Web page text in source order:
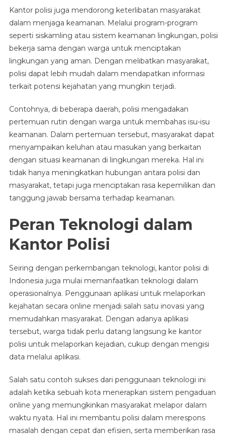
Kantor polisi juga mendorong keterlibatan masyarakat
dalam menjaga keamanan. Melalui program-program
seperti siskamling atau sistem keamanan lingkungan, polisi
bekerja sama dengan warga untuk menciptakan
lingkungan yang aman. Dengan melibatkan masyarakat,
polisi dapat lebih mudah dalam mendapatkan informasi
terkait potensi kejahatan yang mungkin terjadi.
Contohnya, di beberapa daerah, polisi mengadakan
pertemuan rutin dengan warga untuk membahas isu-isu
keamanan. Dalam pertemuan tersebut, masyarakat dapat
menyampaikan keluhan atau masukan yang berkaitan
dengan situasi keamanan di lingkungan mereka. Hal ini
tidak hanya meningkatkan hubungan antara polisi dan
masyarakat, tetapi juga menciptakan rasa kepemilikan dan
tanggung jawab bersama terhadap keamanan.
Peran Teknologi dalam
Kantor Polisi
Seiring dengan perkembangan teknologi, kantor polisi di
Indonesia juga mulai memanfaatkan teknologi dalam
operasionalnya. Penggunaan aplikasi untuk melaporkan
kejahatan secara online menjadi salah satu inovasi yang
memudahkan masyarakat. Dengan adanya aplikasi
tersebut, warga tidak perlu datang langsung ke kantor
polisi untuk melaporkan kejadian, cukup dengan mengisi
data melalui aplikasi.
Salah satu contoh sukses dari penggunaan teknologi ini
adalah ketika sebuah kota menerapkan sistem pengaduan
online yang memungkinkan masyarakat melapor dalam
waktu nyata. Hal ini membantu polisi dalam merespons
masalah dengan cepat dan efisien, serta memberikan rasa